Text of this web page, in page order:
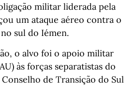
militar liderada pela
um ataque aéreo contra o
sul do Iémen.
o alvo foi o apoio militar
às forças separatistas do
de Transição do Sul